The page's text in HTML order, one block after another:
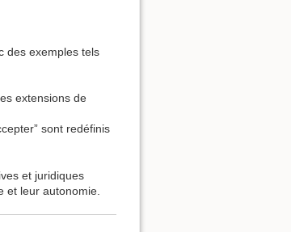
des exemples tels
extensions de
sont redéfinis
et juridiques
et leur autonomie.